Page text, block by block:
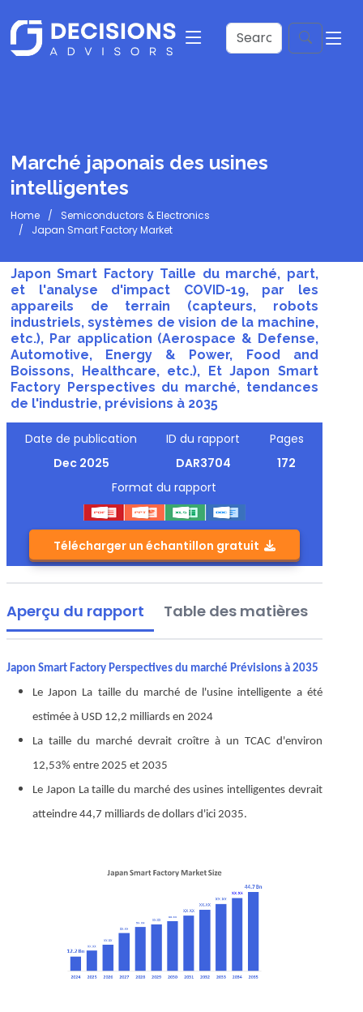
Marché japonais des usines
intelligentes
Home
Semiconductors & Electronics
Japan Smart Factory Market
Japon Smart Factory Taille du marché, part,
et l'analyse d'impact COVID-19, par les
appareils de terrain (capteurs, robots
industriels, systèmes de vision de la machine,
etc.), Par application (Aerospace & Defense,
Automotive, Energy & Power, Food and
Boissons, Healthcare, etc.), Et Japon Smart
Factory Perspectives du marché, tendances
de l'industrie, prévisions à 2035
Date de publication
Dec 2025
ID du rapport
DAR3704
Pages
172
Format du rapport
Télécharger un échantillon gratuit
Aperçu du rapport Table des matières
Japon Smart Factory Perspectives du marché Prévisions à 2035
Le Japon La taille du marché de l'usine intelligente a été
estimée à USD 12,2 milliards en 2024
La taille du marché devrait croître à un TCAC d'environ
12,53% entre 2025 et 2035
Le Japon La taille du marché des usines intelligentes devrait
atteindre 44,7 milliards de dollars d'ici 2035.